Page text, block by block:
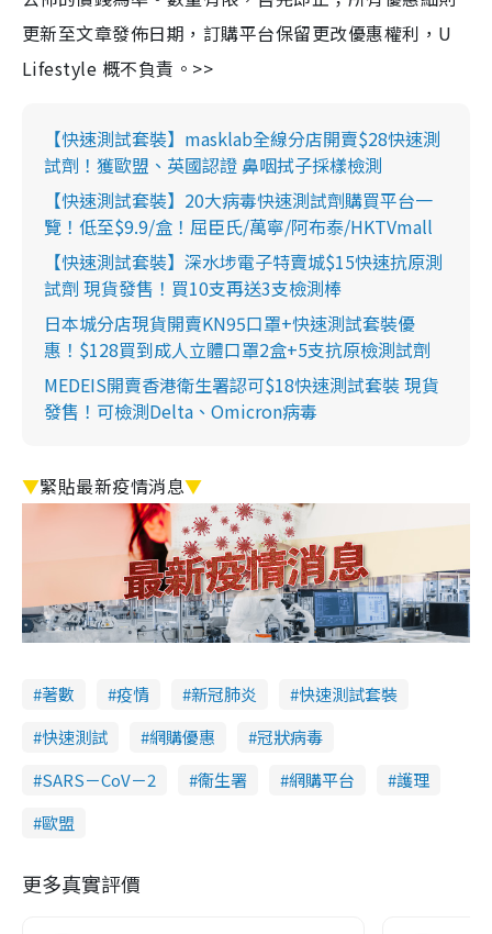
更新至文章發佈日期，訂購平台保留更改優惠權利，U
Lifestyle 概不負責。>>
【快速測試套裝】masklab全線分店開賣$28快速測
試劑！獲歐盟、英國認證 鼻咽拭子採樣檢測
【快速測試套裝】20大病毒快速測試劑購買平台一
覽！低至$9.9/盒！屈臣氏/萬寧/阿布泰/HKTVmall
【快速測試套裝】深水埗電子特賣城$15快速抗原測
試劑 現貨發售！買10支再送3支檢測棒
日本城分店現貨開賣KN95口罩+快速測試套裝優
惠！$128買到成人立體口罩2盒+5支抗原檢測試劑
MEDEIS開賣香港衛生署認可$18快速測試套裝 現貨
發售！可檢測Delta、Omicron病毒
▼緊貼最新疫情消息▼
著數 疫情 新冠肺炎
快速測試套裝
快速測試
網購優惠
冠狀病毒
SARS－CoV－2
衞生署 網購平台
護理
歐盟
更多真實評價